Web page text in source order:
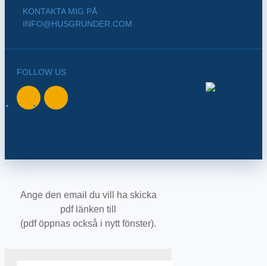
KONTAKTA MIG PÅ
INFO@HUSGRUNDER.COM
FOLLOW US
Ange den email du vill ha skicka
pdf länken till
(pdf öppnas också i nytt fönster).